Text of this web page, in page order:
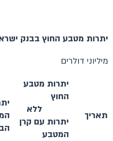
יתרות מטבע החוץ בבנק
מיליוני דולרים
תאריך
יתרות מטבע
החוץ
ללא
יתרות עם קרן
המטבע